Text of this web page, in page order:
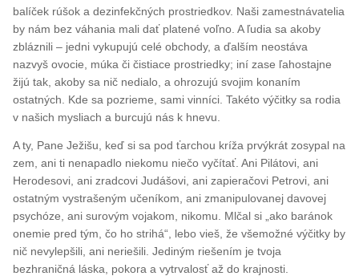
balíček rúšok a dezinfekčných prostriedkov. Naši zamestnávatelia
by nám bez váhania mali dať platené voľno. A ľudia sa akoby
zbláznili – jedni vykupujú celé obchody, a ďalším neostáva
nazvyš ovocie, múka či čistiace prostriedky; iní zase ľahostajne
žijú tak, akoby sa nič nedialo, a ohrozujú svojim konaním
ostatných. Kde sa pozrieme, sami vinníci. Takéto výčitky sa rodia
v našich mysliach a burcujú nás k hnevu.
A ty, Pane Ježišu, keď si sa pod ťarchou kríža prvýkrát zosypal na
zem, ani ti nenapadlo niekomu niečo vyčítať. Ani Pilátovi, ani
Herodesovi, ani zradcovi Judášovi, ani zapieračovi Petrovi, ani
ostatným vystrašeným učeníkom, ani zmanipulovanej davovej
psychóze, ani surovým vojakom, nikomu. Mlčal si „ako baránok
onemie pred tým, čo ho strihá“, lebo vieš, že všemožné výčitky by
nič nevylepšili, ani neriešili. Jediným riešením je tvoja
bezhraničná láska, pokora a vytrvalosť až do krajnosti.